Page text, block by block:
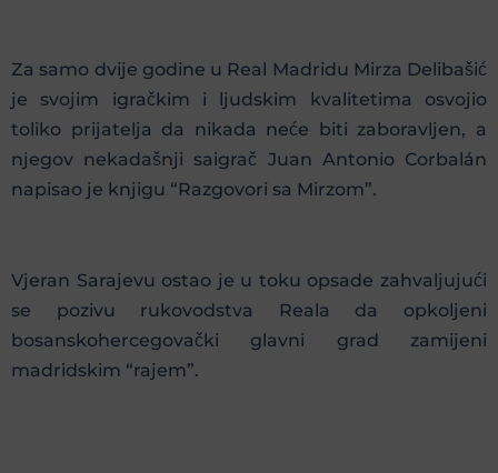
Za samo dvije godine u Real Madridu Mirza Delibašić
je svojim igračkim i ljudskim kvalitetima osvojio
toliko prijatelja da nikada neće biti zaboravljen, a
njegov nekadašnji saigrač Juan Antonio Corbalán
napisao je knjigu “Razgovori sa Mirzom”.
Vjeran Sarajevu ostao je u toku opsade zahvaljujući
se pozivu rukovodstva Reala da opkoljeni
bosanskohercegovački glavni grad zamijeni
madridskim “rajem”.